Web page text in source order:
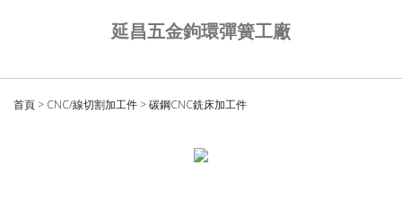
延昌五金鉤環彈簧工廠
首頁 > CNC/線切割加工件 >碳鋼CNC銑床加工件